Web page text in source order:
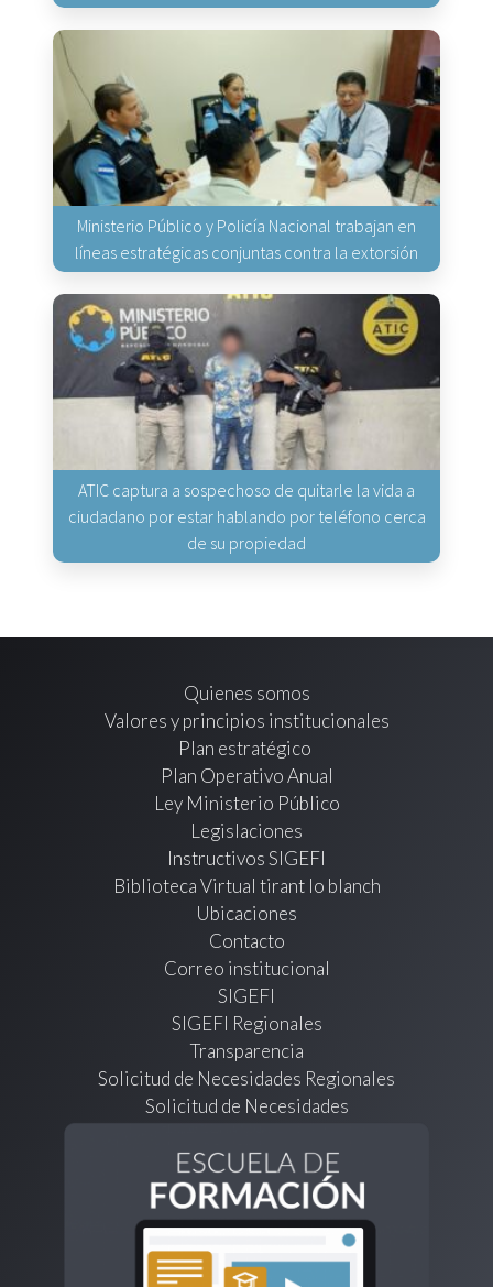
Ministerio Público y Policía Nacional trabajan en
líneas estratégicas conjuntas contra la extorsión
ATIC captura a sospechoso de quitarle la vida a
ciudadano por estar hablando por teléfono cerca
de su propiedad
Quienes somos
Valores y principios institucionales
Plan estratégico
Plan Operativo Anual
Ley Ministerio Público
Legislaciones
Instructivos SIGEFI
Biblioteca Virtual tirant lo blanch
Ubicaciones
Contacto
Correo institucional
SIGEFI
SIGEFI Regionales
Transparencia
Solicitud de Necesidades Regionales
Solicitud de Necesidades